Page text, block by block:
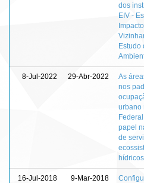
dos
EIV -
Estudo
8-Jul-2022 29-Abr-2022
As
nos
urbano
papel
de
hídricos
16-Jul-2018 9-Mar-2018